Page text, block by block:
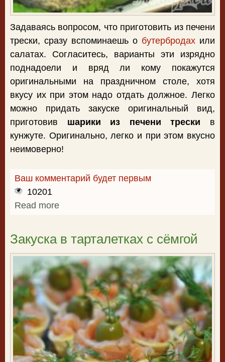
Задаваясь вопросом, что приготовить из печени
трески, сразу вспоминаешь о бутербродах или
салатах. Согласитесь, варианты эти изрядно
поднадоели и вряд ли кому покажутся
оригинальными на праздничном столе, хотя
вкусу их при этом надо отдать должное. Легко
можно придать закуске оригинальный вид,
приготовив шарики из печени трески в
кунжуте. Оригинально, легко и при этом вкусно
неимоверно!
Ваш комментарий будет первым
10201
Read more
Закуска в тарталетках с сёмгой